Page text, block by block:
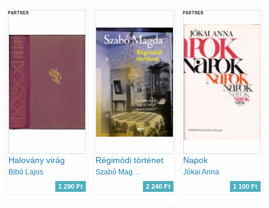
PARTNER
Halovány virág
Bibó Lajos
1 290 Ft
Régimódi történet
Szabó Magda
2 240 Ft
PARTNER
Napok
Jókai Anna
1 100 Ft